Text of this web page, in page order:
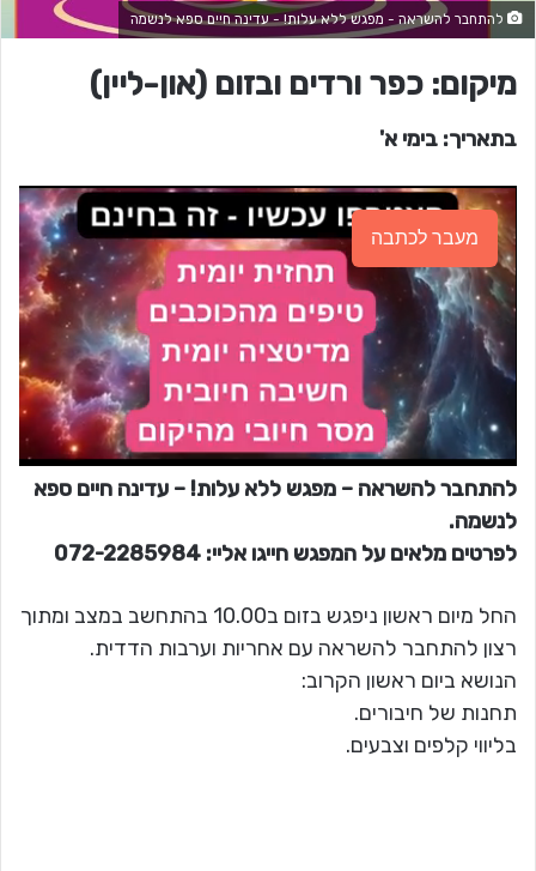
להתחבר להשראה - מפגש ללא עלות! - עדינה חיים ספא לנשמה
מיקום: כפר ורדים ובזום (און-ליין)
בתאריך: בימי א'
מעבר לכתבה
להתחבר להשראה – מפגש ללא עלות! – עדינה חיים ספא
לנשמה.
לפרטים מלאים על המפגש חייגו אליי: 072-2285984
החל מיום ראשון ניפגש בזום ב10.00 בהתחשב במצב ומתוך
רצון להתחבר להשראה עם אחריות וערבות הדדית.
הנושא ביום ראשון הקרוב:
תחנות של חיבורים.
בליווי קלפים וצבעים.